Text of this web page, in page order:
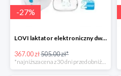
-27%
LOVI laktator elektroniczny dwufazowy Prolactis -27%
367.00 zł505.00 zł*